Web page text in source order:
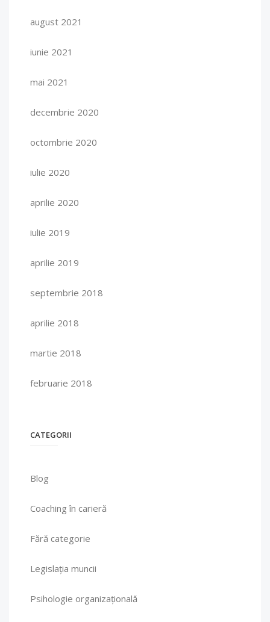
august 2021
iunie 2021
mai 2021
decembrie 2020
octombrie 2020
iulie 2020
aprilie 2020
iulie 2019
aprilie 2019
septembrie 2018
aprilie 2018
martie 2018
februarie 2018
CATEGORII
Blog
Coaching în carieră
Fără categorie
Legislația muncii
Psihologie organizațională